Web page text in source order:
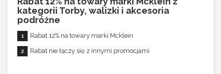
kategorii Torby, walizki i akcesoria
podróżne
Rabat 12% na towary marki Mcklein
Rabat nie łączy się z innymi promocjami